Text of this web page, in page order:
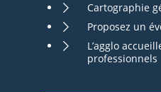
Cartographie
Proposez un
L’agglo
professionnels